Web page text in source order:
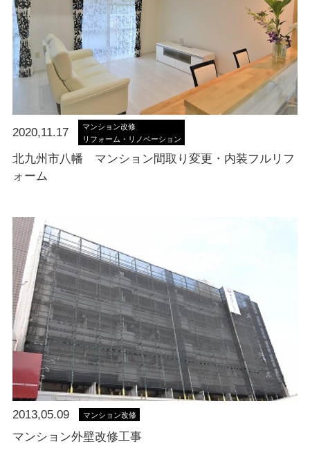
2020,11.17
マンション改修
リフォーム・リノベーション
北九州市八幡 マンション間取り変更・内装フルリフ
ォーム
2013,05.09 マンション改修
マンション外壁改修工事